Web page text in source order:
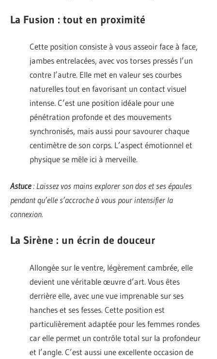
La Fusion : tout en proximité
Cette position consiste à vous asseoir face à face,
jambes entrelacées, avec vos torses pressés l’un
contre l’autre. Elle met en valeur ses courbes
naturelles tout en favorisant un contact visuel
intense. C’est une position idéale pour une
pénétration profonde et des mouvements
synchronisés, mais aussi pour savourer chaque
centimètre de son corps. L’aspect émotionnel et
physique se mêle ici à merveille.
Astuce: Laissez vos mains explorer son dos et ses épaules
pendant qu’elle s’accroche à vous pour intensifier la
connexion.
La Sirène : un écrin de douceur
Allongée sur le ventre, légèrement cambrée, elle
devient une véritable œuvre d’art. Vous êtes
derrière elle, avec une vue imprenable sur ses
hanches et ses fesses. Cette position est
particulièrement adaptée pour les femmes rondes
car elle permet un contrôle total sur la profondeur
et l’angle. C’est aussi une excellente occasion de